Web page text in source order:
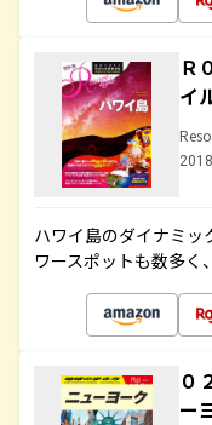
Ｒ
イ
ハワイ島のダイナミッ
ワースポットも数多く
０
ー